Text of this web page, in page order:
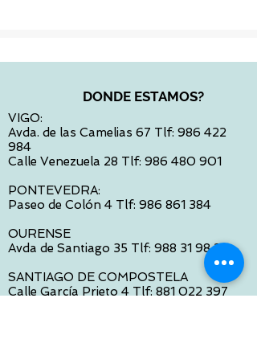
DONDE ESTAMOS?
VIGO:
Avda. de las Camelias 67 Tlf: 986 422
984
Calle Venezuela 28 Tlf: 986 480 901
PONTEVEDRA:
Paseo de Colón 4 Tlf: 986 861 384
OURENSE
Avda de Santiago 35 Tlf: 988 31 98 26
SANTIAGO DE COMPOSTELA
Calle García Prieto 4 Tlf: 881 022 397